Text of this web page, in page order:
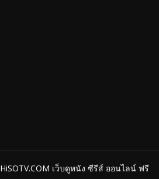
HiSOTV.COM เว็บดูหนัง ซีรีส์ ออนไลน์ ฟรี